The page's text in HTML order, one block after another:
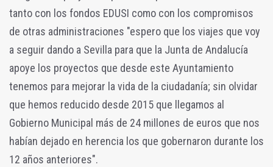
tanto con los fondos EDUSI como con los compromisos
de otras administraciones "espero que los viajes que voy
a seguir dando a Sevilla para que la Junta de Andalucía
apoye los proyectos que desde este Ayuntamiento
tenemos para mejorar la vida de la ciudadanía; sin olvidar
que hemos reducido desde 2015 que llegamos al
Gobierno Municipal más de 24 millones de euros que nos
habían dejado en herencia los que gobernaron durante los
12 años anteriores".